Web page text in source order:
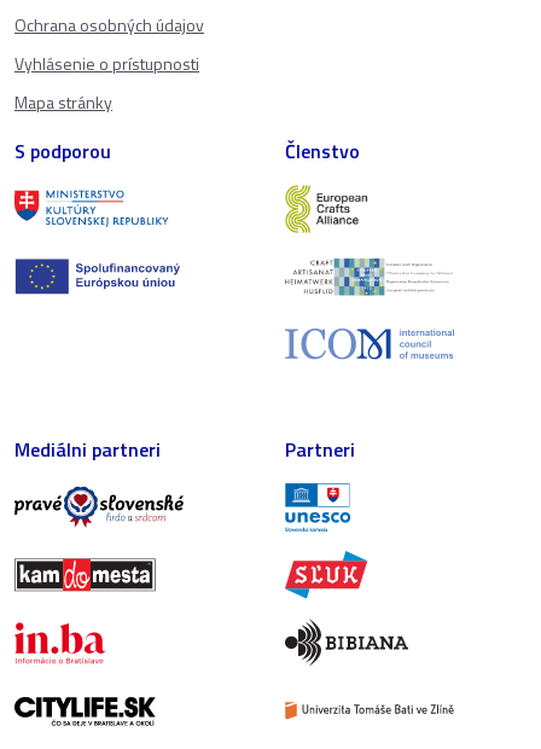
Ochrana osobných údajov
Vyhlásenie o prístupnosti
Mapa stránky
S podporou Členstvo
Mediálni partneri Partneri